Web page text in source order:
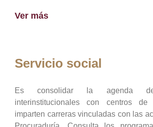
Ver más
Servicio social
Es consolidar la agenda de
interinstitucionales con centros de
imparten carreras vinculadas con las